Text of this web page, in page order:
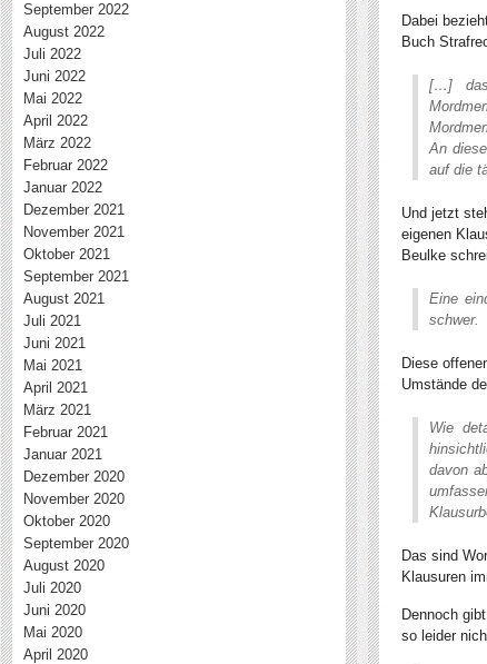
Dabei
Buch
[…]
An
auf die
Und jetzt
eigenen
Beulke
Eine
schwer.
Diese
Umstände
Wie
davon
Das sind
Klausuren
Dennoch
so leider
September 2022
August 2022
Juli 2022
Juni 2022
Mai 2022
April 2022
März 2022
Februar 2022
Januar 2022
Dezember 2021
November 2021
Oktober 2021
September 2021
August 2021
Juli 2021
Juni 2021
Mai 2021
April 2021
März 2021
Februar 2021
Januar 2021
Dezember 2020
November 2020
Oktober 2020
September 2020
August 2020
Juli 2020
Juni 2020
Mai 2020
April 2020